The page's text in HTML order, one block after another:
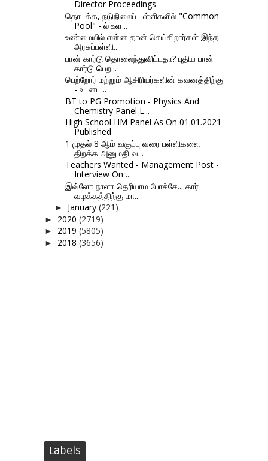
Director Proceedings
தொடக்க, நடுநிலைப் பள்ளிகளில் "Common
Pool" - ல் உள...
உண்மையில் என்ன தான் செய்கிறார்கள் இந்த
அரசுப்பள்ளி...
பான் கார்டு தொலைந்துவிட்டதா? புதிய பான்
கார்டு பெற...
பெற்றோர் மற்றும் ஆசிரியர்களின் கவனத்திற்கு
- உடனட...
BT to PG Promotion - Physics And
Chemistry Panel L...
High School HM Panel As On 01.01.2021
Published
1 முதல் 8 ஆம் வகுப்பு வரை பள்ளிகளை
திறக்க அனுமதி வ...
Teachers Wanted - Management Post -
Interview On ...
இவ்ளோ நாளா தெரியாம போச்சே... கார்
வழக்கத்திற்கு மா...
► January (221)
► 2020 (2719)
► 2019 (5805)
► 2018 (3656)
Labels